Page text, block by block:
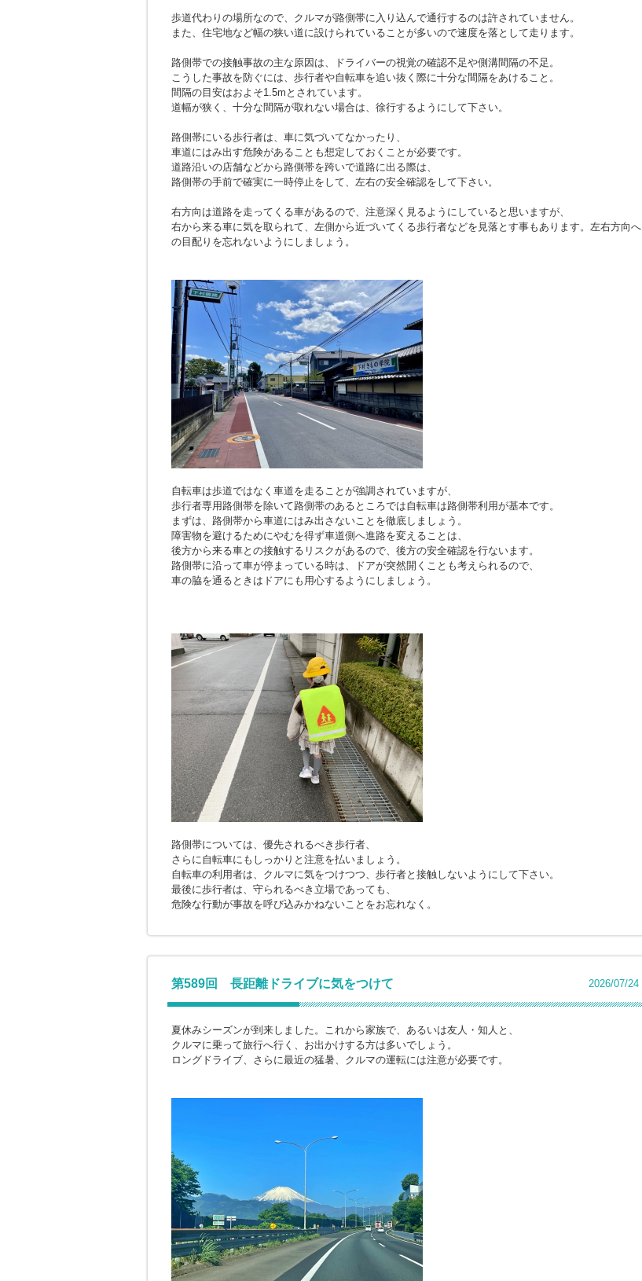
歩道代わりの場所なので、クルマが路側帯に入り込んで通行するのは許されていません。
また、住宅地など幅の狭い道に設けられていることが多いので速度を落として走ります。
路側帯での接触事故の主な原因は、ドライバーの視覚の確認不足や側溝間隔の不足。
こうした事故を防ぐには、歩行者や自転車を追い抜く際に十分な間隔をあけること。
間隔の目安はおよそ1.5mとされています。
道幅が狭く、十分な間隔が取れない場合は、徐行するようにして下さい。
路側帯にいる歩行者は、車に気づいてなかったり、
車道にはみ出す危険があることも想定しておくことが必要です。
道路沿いの店舗などから路側帯を跨いで道路に出る際は、
路側帯の手前で確実に一時停止をして、左右の安全確認をして下さい。
右方向は道路を走ってくる車があるので、注意深く見るようにしていると思いますが、
右から来る車に気を取られて、左側から近づいてくる歩行者などを見落とす事もあります。左右方向へ
の目配りを忘れないようにしましょう。
自転車は歩道ではなく車道を走ることが強調されていますが、
歩行者専用路側帯を除いて路側帯のあるところでは自転車は路側帯利用が基本です。
まずは、路側帯から車道にはみ出さないことを徹底しましょう。
障害物を避けるためにやむを得ず車道側へ進路を変えることは、
後方から来る車との接触するリスクがあるので、後方の安全確認を行ないます。
路側帯に沿って車が停まっている時は、ドアが突然開くことも考えられるので、
車の脇を通るときはドアにも用心するようにしましょう。
路側帯については、優先されるべき歩行者、
さらに自転車にもしっかりと注意を払いましょう。
自転車の利用者は、クルマに気をつけつつ、歩行者と接触しないようにして下さい。
最後に歩行者は、守られるべき立場であっても、
危険な行動が事故を呼び込みかねないことをお忘れなく。
第589回 長距離ドライブに気をつけて 2026/07/24
夏休みシーズンが到来しました。これから家族で、あるいは友人・知人と、
クルマに乗って旅行へ行く、お出かけする方は多いでしょう。
ロングドライブ、さらに最近の猛暑、クルマの運転には注意が必要です。